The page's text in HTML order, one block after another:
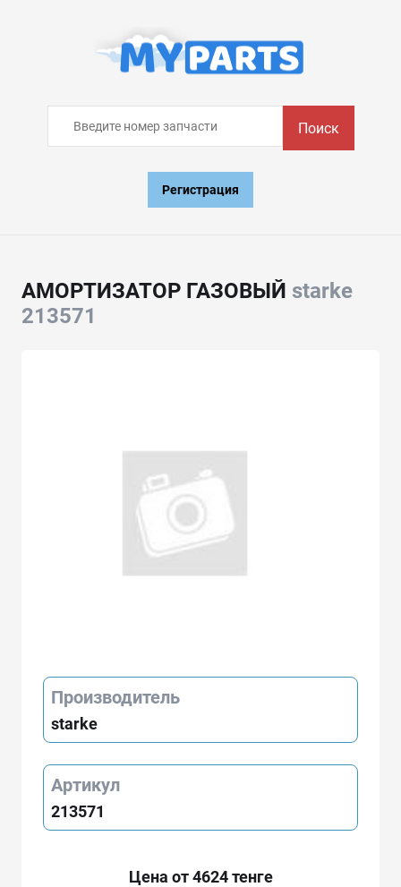
Поиск
Регистрация
АМОРТИЗАТОР ГАЗОВЫЙ starke
213571
Производитель
starke
Артикул
213571
Цена от 4624 тенге